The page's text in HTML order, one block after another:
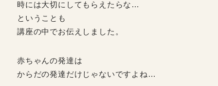
時には大切にしてもらえたらな…
ということも
講座の中でお伝えしました。
赤ちゃんの発達は
からだの発達だけじゃないですよね…